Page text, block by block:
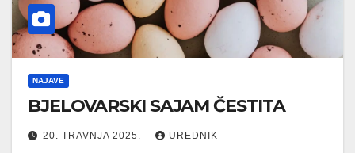
NAJAVE
BJELOVARSKI SAJAM ČESTITA
20. TRAVNJA 2025. UREDNIK